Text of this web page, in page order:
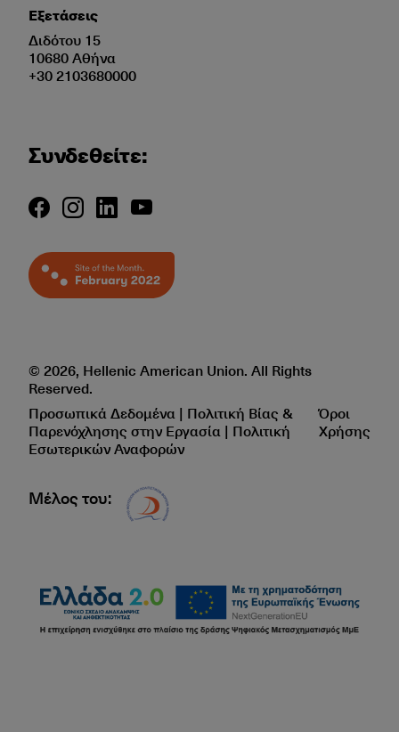
Εξετάσεις
Διδότου 15
10680 Αθήνα
+30 2103680000
Συνδεθείτε:
© 2026, Hellenic American Union. All Rights
Reserved.
Προσωπικά Δεδομένα | Πολιτική Βίας &
Παρενόχλησης στην Εργασία | Πολιτική
Εσωτερικών Αναφορών
Όροι
Χρήσης
Μέλος του: